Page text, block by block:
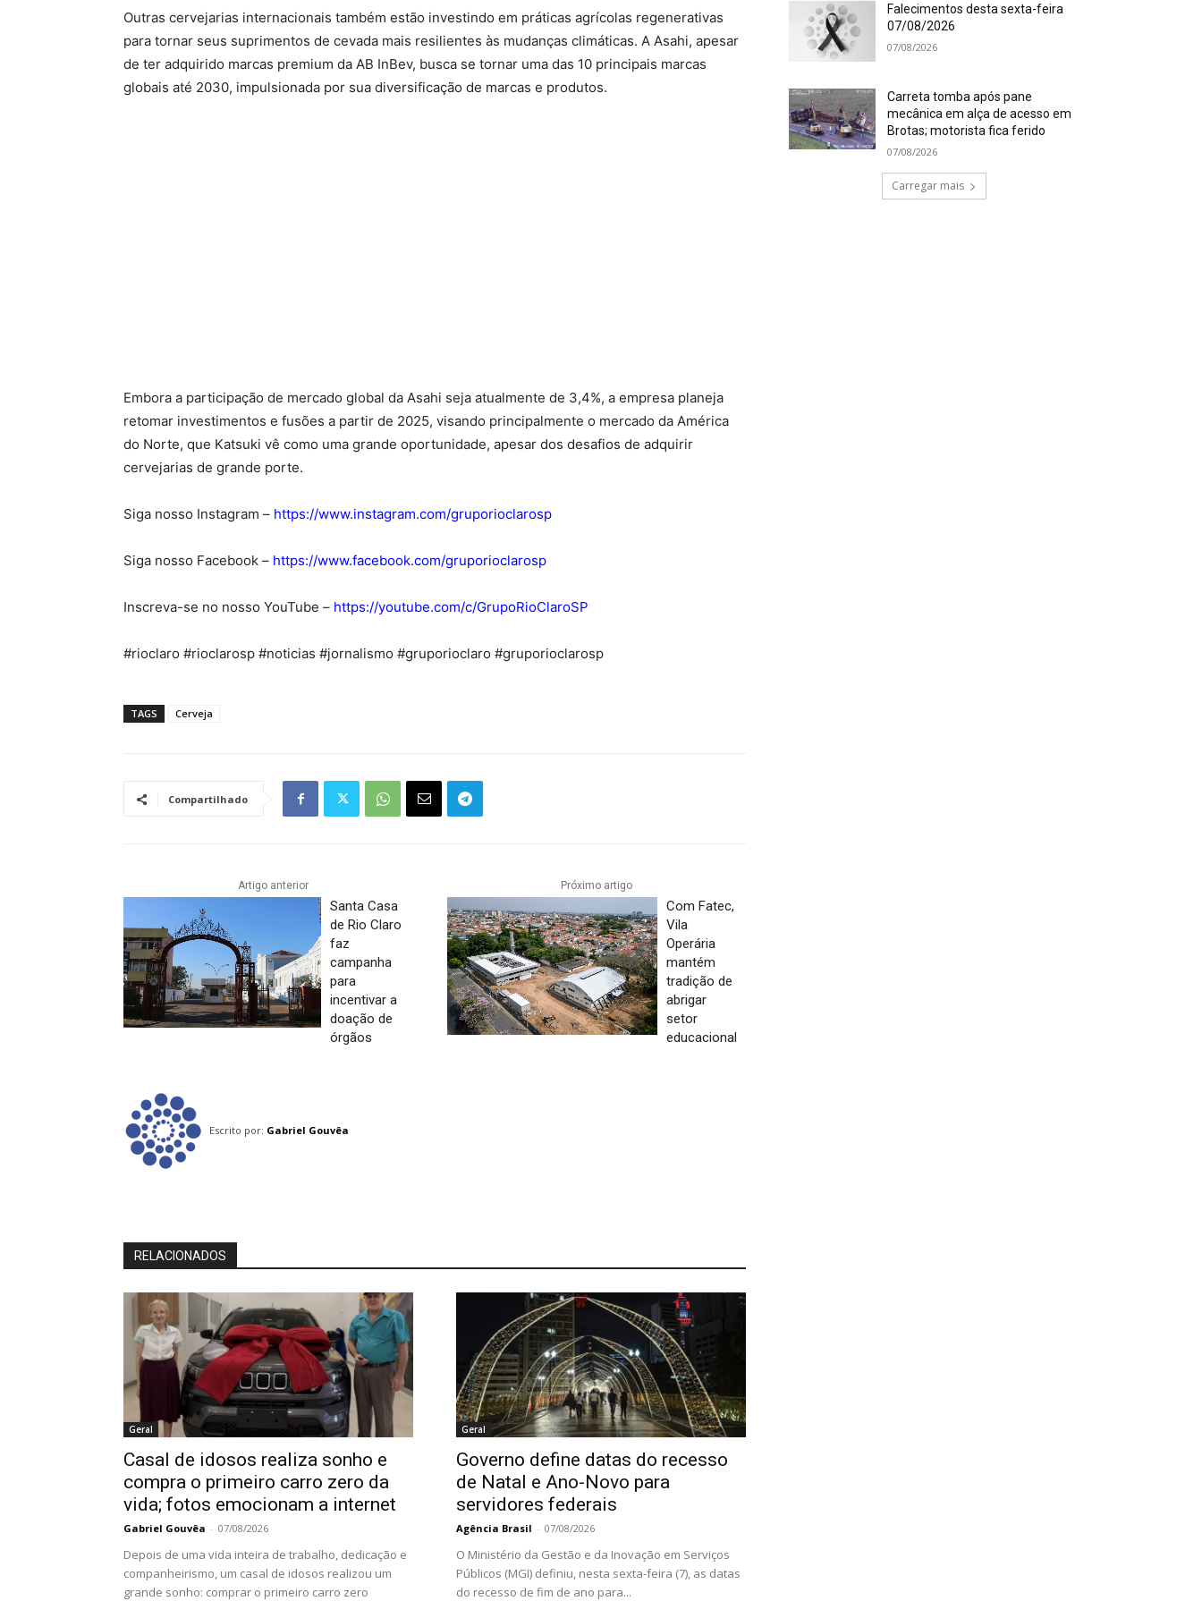
Outras cervejarias internacionais também estão investindo em práticas agrícolas regenerativas
para tornar seus suprimentos de cevada mais resilientes às mudanças climáticas. A Asahi, apesar
de ter adquirido marcas premium da AB InBev, busca se tornar uma das 10 principais marcas
globais até 2030, impulsionada por sua diversificação de marcas e produtos.
Embora a participação de mercado global da Asahi seja atualmente de 3,4%, a empresa planeja
retomar investimentos e fusões a partir de 2025, visando principalmente o mercado da América
do Norte, que Katsuki vê como uma grande oportunidade, apesar dos desafios de adquirir
cervejarias de grande porte.
Siga nosso Instagram – https://www.instagram.com/gruporioclarosp
Siga nosso Facebook – https://www.facebook.com/gruporioclarosp
Inscreva-se no nosso YouTube – https://youtube.com/c/GrupoRioClaroSP
#rioclaro #rioclarosp #noticias #jornalismo #gruporioclaro #gruporioclarosp
TAGS Cerveja
Compartilhado
Artigo anterior
Santa Casa
de Rio Claro
faz
campanha
para
incentivar a
doação de
órgãos
Próximo artigo
Com Fatec,
Vila
Operária
mantém
tradição de
abrigar
setor
educacional
Escrito por: Gabriel Gouvêa
RELACIONADOS
Geral
Casal de idosos realiza sonho e
compra o primeiro carro zero da
vida; fotos emocionam a internet
Gabriel Gouvêa - 07/08/2026
Depois de uma vida inteira de trabalho, dedicação e
companheirismo, um casal de idosos realizou um
grande sonho: comprar o primeiro carro zero
Geral
Governo define datas do recesso
de Natal e Ano-Novo para
servidores federais
Agência Brasil - 07/08/2026
O Ministério da Gestão e da Inovação em Serviços
Públicos (MGI) definiu, nesta sexta-feira (7), as datas
do recesso de fim de ano para...
Falecimentos desta sexta-feira
07/08/2026
07/08/2026
Carreta tomba após pane
mecânica em alça de acesso em
Brotas; motorista fica ferido
07/08/2026
Carregar mais